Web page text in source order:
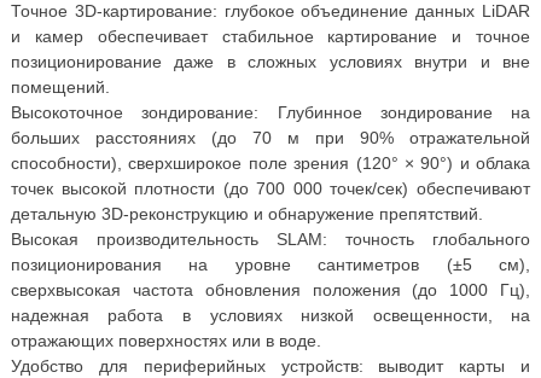
Точное 3D-картирование: глубокое объединение данных LiDAR
и камер обеспечивает стабильное картирование и точное
позиционирование даже в сложных условиях внутри и вне
помещений.
Высокоточное зондирование: Глубинное зондирование на
больших расстояниях (до 70 м при 90% отражательной
способности), сверхширокое поле зрения (120° × 90°) и облака
точек высокой плотности (до 700 000 точек/сек) обеспечивают
детальную 3D-реконструкцию и обнаружение препятствий.
Высокая производительность SLAM: точность глобального
позиционирования на уровне сантиметров (±5 см),
сверхвысокая частота обновления положения (до 1000 Гц),
надежная работа в условиях низкой освещенности, на
отражающих поверхностях или в воде.
Удобство для периферийных устройств: выводит карты и